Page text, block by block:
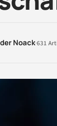
Noack·631